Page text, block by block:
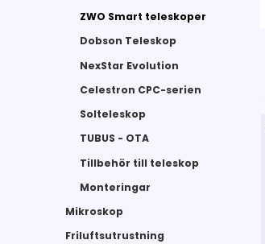
ZWO Smart teleskoper
Dobson Teleskop
NexStar Evolution
Celestron CPC-serien
Solteleskop
TUBUS - OTA
Tillbehör till teleskop
Monteringar
Mikroskop
Friluftsutrustning